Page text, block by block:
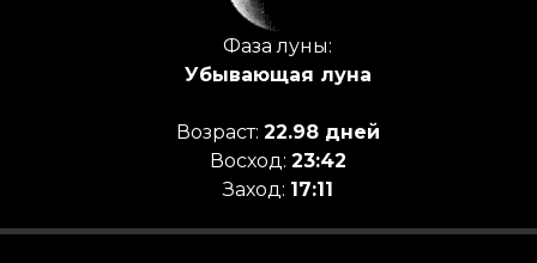
Фаза луны:
Убывающая луна
Возраст: 22.98 дней
Восход: 23:42
Заход: 17:11